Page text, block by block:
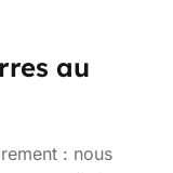
au
: nous